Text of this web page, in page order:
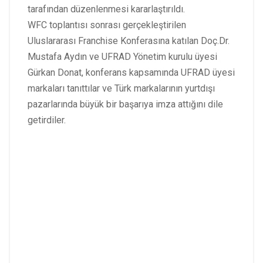
tarafından düzenlenmesi kararlaştırıldı.
WFC toplantısı sonrası gerçekleştirilen
Uluslararası Franchise Konferasına katılan Doç.Dr.
Mustafa Aydın ve UFRAD Yönetim kurulu üyesi
Gürkan Donat, konferans kapsamında UFRAD üyesi
markaları tanıttılar ve Türk markalarının yurtdışı
pazarlarında büyük bir başarıya imza attığını dile
getirdiler.